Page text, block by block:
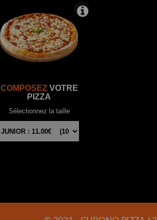
COMPOSEZVOTRE
PIZZA
Sélectionnez la taille